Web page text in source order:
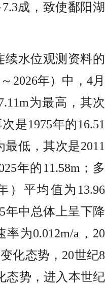
成，致使鄱阳湖
水位观测资料的
2026年）中，4月
为最高，其次
是1975年的16.51
最低，其次是2011
年的11.58m；多
）平均值为13.96
年中总体上呈下降
为0.012m/a，20
化态势，20世纪8
态势，进入本世纪